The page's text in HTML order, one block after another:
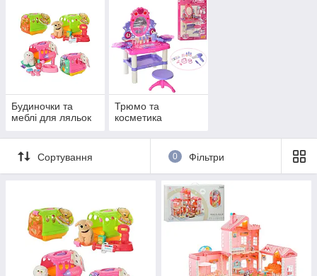
Будиночки та
меблі для ляльок
Трюмо та
косметика
Сортування 0 Фільтри